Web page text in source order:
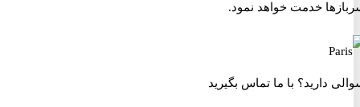
خدمت خواهد نمود.
دارید؟ با ما تماس بگیرید